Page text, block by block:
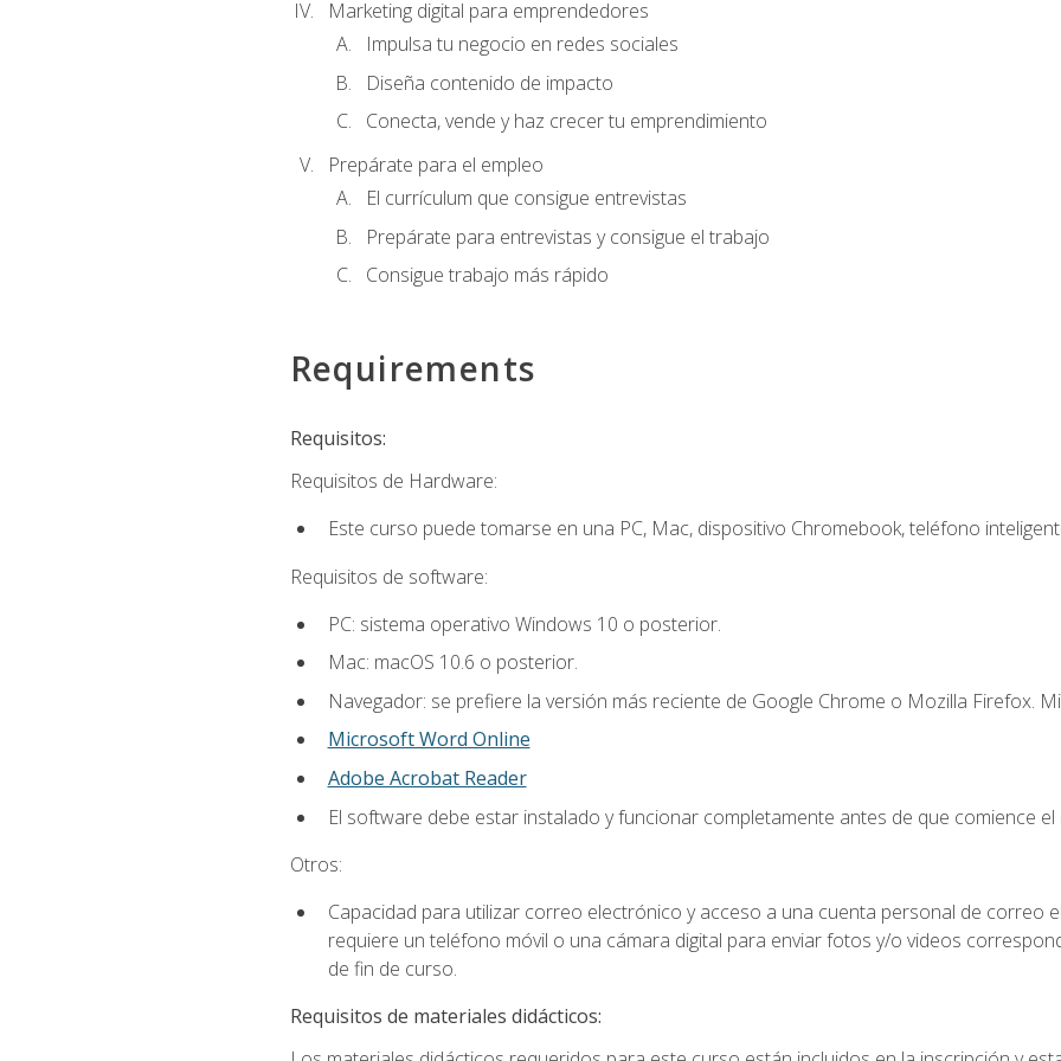
Marketing digital para emprendedores
Impulsa tu negocio en redes sociales
Diseña contenido de impacto
Conecta, vende y haz crecer tu emprendimiento
Prepárate para el empleo
El currículum que consigue entrevistas
Prepárate para entrevistas y consigue el trabajo
Consigue trabajo más rápido
Requirements
Requisitos:
Requisitos de Hardware:
Este curso puede tomarse en una PC, Mac, dispositivo Chromebook, teléfono
Requisitos de software:
PC: sistema operativo Windows 10 o posterior.
Mac: macOS 10.6 o posterior.
Navegador: se prefiere la versión más reciente de Google Chrome o Mozilla Firefox.
Microsoft Word Online
Adobe Acrobat Reader
El software debe estar instalado y funcionar completamente antes de que comience el
Otros:
Capacidad para utilizar correo electrónico y acceso a una cuenta personal de correo
requiere un teléfono móvil o una cámara digital para enviar fotos y/o videos
de fin de curso.
Requisitos de materiales didácticos: